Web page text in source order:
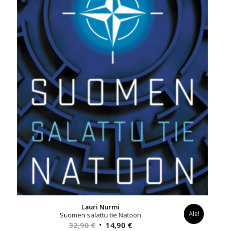
Lauri Nurmi
Suomen salattu tie Natoon
32,90€ Alkuperäinen
14,90 €Nykyinen
Ale!